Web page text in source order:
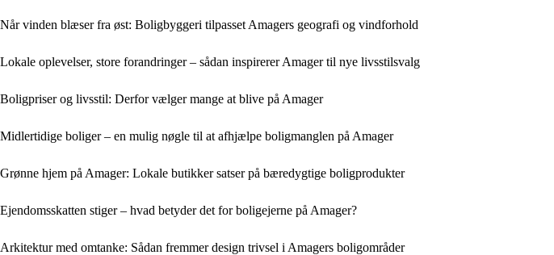
Når vinden blæser fra øst: Boligbyggeri tilpasset Amagers geografi og vindforhold
Lokale oplevelser, store forandringer – sådan inspirerer Amager til nye livsstilsvalg
Boligpriser og livsstil: Derfor vælger mange at blive på Amager
Midlertidige boliger – en mulig nøgle til at afhjælpe boligmanglen på Amager
Grønne hjem på Amager: Lokale butikker satser på bæredygtige boligprodukter
Ejendomsskatten stiger – hvad betyder det for boligejerne på Amager?
Arkitektur med omtanke: Sådan fremmer design trivsel i Amagers boligområder